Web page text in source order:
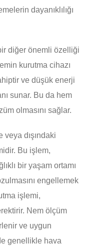
dayanıklılığı
diğer önemli özelliği
kurutma cihazı
ve düşük enerji
sunar. Bu da hem
olmasını sağlar.
veya dışındaki
Bu işlem,
bir yaşam ortamı
engellemek
işlemi,
Nem ölçüm
ve uygun
genellikle hava